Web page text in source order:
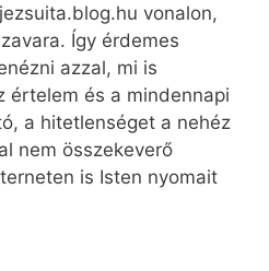
vonalon,
Így érdemes
azzal, mi is
értelem és a mindennapi
a hitetlenséget a nehéz
nem összekeverő
is Isten nyomait